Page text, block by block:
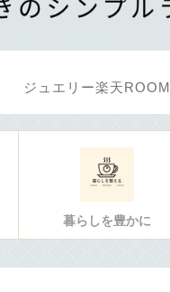
ジュエリー楽天ROOM
暮らしを豊かに